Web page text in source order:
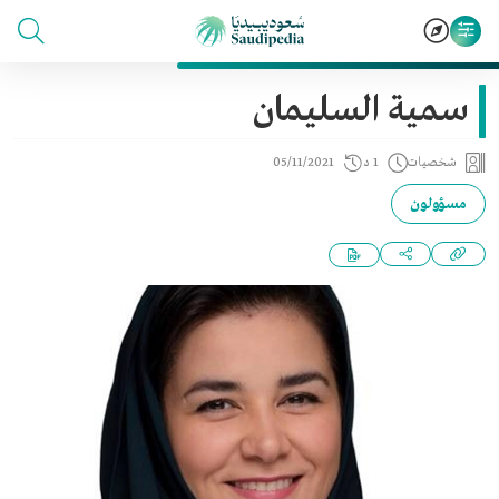
سمية السليمان
شخصيات 1 د 05/11/2021
مسؤولون